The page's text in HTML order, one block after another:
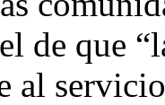
de que
al